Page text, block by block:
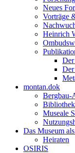
Neues
Vorträge
Heinrich
montan.dok
Bergbau-
Museale
Das Museum
Heiraten
OSIRIS